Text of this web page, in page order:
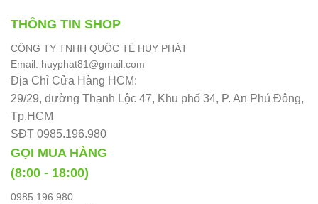
THÔNG TIN SHOP
CÔNG TY TNHH QUỐC TẾ HUY PHÁT
Email: huyphat81@gmail.com
Địa Chỉ Cửa Hàng HCM:
29/29, đường Thạnh Lộc 47, Khu phố 34, P. An Phú Đông,
Tp.HCM
SĐT 0985.196.980
GỌI MUA HÀNG
(8:00 - 18:00)
0985.196.980